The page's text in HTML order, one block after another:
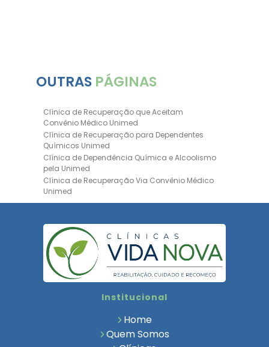
OUTRAS PÁGINAS
Clínica de Recuperação que Aceitam
Convênio Médico Unimed
Clínica de Recuperação para Dependentes
Químicos Unimed
Clínica de Dependência Química e Alcoolismo
pela Unimed
Clínica de Recuperação Via Convênio Médico
Unimed
Clínica de Recuperação Convênio Bradesco
Bradesco Saúde
Hospital Psiquiátrico para Dependentes
Químicos Unimed
Internação Unimed para Dependentes
Químicos
Bradesco Saúde
Clinica de Recuperação de Dependentes
Institucional
Home
Quem Somos